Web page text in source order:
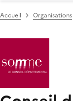
Accueil Organisations